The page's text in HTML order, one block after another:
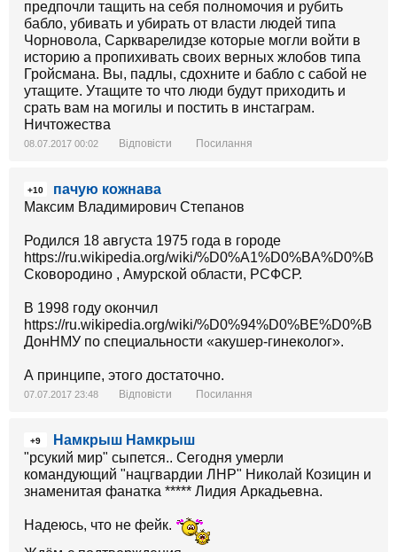
предпочли тащить на себя полномочия и рубить
бабло, убивать и убирать от власти людей типа
Чорновола, Саркварелидзе которые могли войти в
историю а пропихивать своих верных жлобов типа
Гройсмана. Вы, падлы, сдохните и бабло с сабой не
утащите. Утащите то что люди будут приходить и
срать вам на могилы и постить в инстаграм.
Ничтожества
08.07.2017 00:02 Відповісти Посилання
+10
пачую кожнава
Максим Владимирович Степанов
Родился 18 августа 1975 года в городе
https://ru.wikipedia.org/wiki/
Сковородино , Амурской области, РСФСР.
В 1998 году окончил
https://ru.wikipedia.org/wiki/
ДонНМУ по специальности «акушер-гинеколог».
А принципе, этого достаточно.
07.07.2017 23:48 Відповісти Посилання
+9
Намкрыш Намкрыш
"рсукий мир" сыпется.. Сегодня умерли
командующий "нацгвардии ЛНР" Николай Козицин и
знаменитая фанатка ***** Лидия Аркадьевна.
Надеюсь, что не фейк.